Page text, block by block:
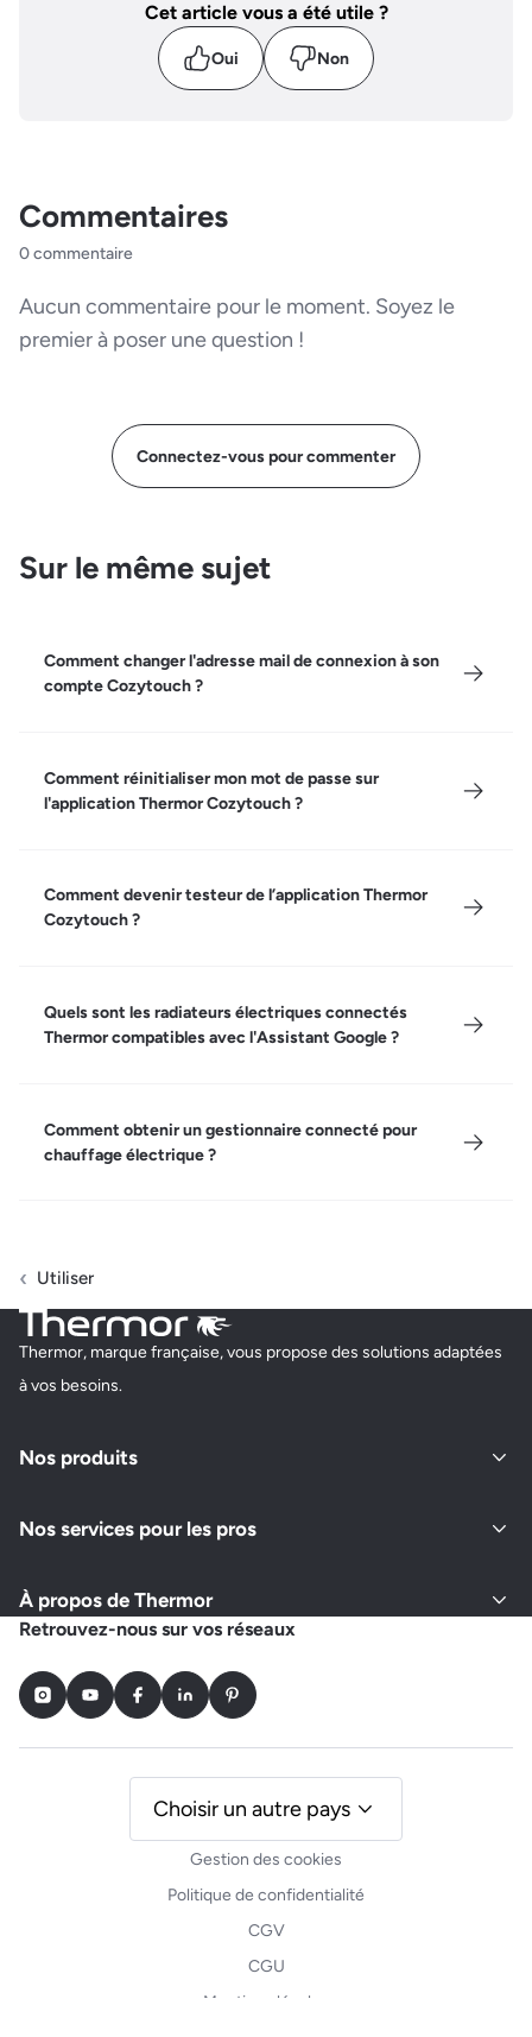
Cet article vous a été utile ?
Oui Non
Commentaires
0 commentaire
Aucun commentaire pour le moment. Soyez le
premier à poser une question !
Connectez-vous pour commenter
Sur le même sujet
Comment changer l'adresse mail de connexion à son
compte Cozytouch ?
Comment réinitialiser mon mot de passe sur
l'application Thermor Cozytouch ?
Comment devenir testeur de l’application Thermor
Cozytouch ?
Quels sont les radiateurs électriques connectés
Thermor compatibles avec l'Assistant Google ?
Comment obtenir un gestionnaire connecté pour
chauffage électrique ?
Utiliser
Thermor, marque française, vous propose des solutions adaptées
à vos besoins.
Nos produits
Nos services pour les pros
À propos de Thermor
Retrouvez-nous sur vos réseaux
InstagramYoutubeFacebookLinkedInPinterest
Gestion des cookies
Politique de confidentialité
CGV
CGU
Mentions légales
Choisir un autre pays